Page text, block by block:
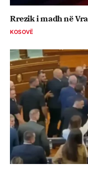
Rrezik i madh në
KOSOVË